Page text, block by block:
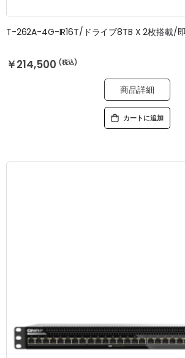
￥214,500
商品詳細
カートに追加